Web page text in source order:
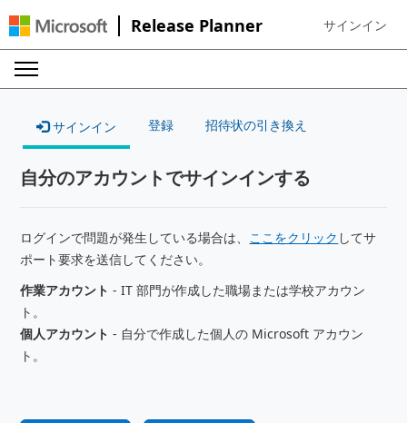
Release Planner Sign in to
サインイン
サインイン 登録 招待状の引き換え
自分のアカウントでサインインする
ログインで問題が発生している場合は、 ここをクリック してサ
ポート要求を送信してください。
作業アカウント - IT 部門が作成した職場または学校アカウン
ト。
個人アカウント - 自分で作成した個人の Microsoft アカウン
ト。